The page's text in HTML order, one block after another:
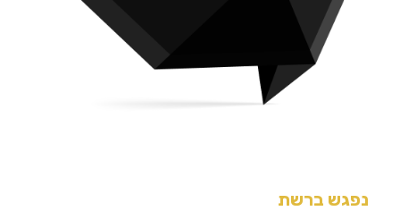
נפגש ברשת